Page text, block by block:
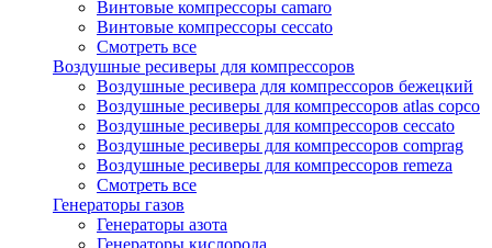
Винтовые компрессоры camaro
Винтовые компрессоры ceccato
Смотреть все
Воздушные ресиверы для компрессоров
Воздушные ресивера для компрессоров бежецкий
Воздушные ресиверы для компрессоров atlas copco
Воздушные ресиверы для компрессоров ceccato
Воздушные ресиверы для компрессоров comprag
Воздушные ресиверы для компрессоров remeza
Смотреть все
Генераторы газов
Генераторы азота
Генераторы кислорода